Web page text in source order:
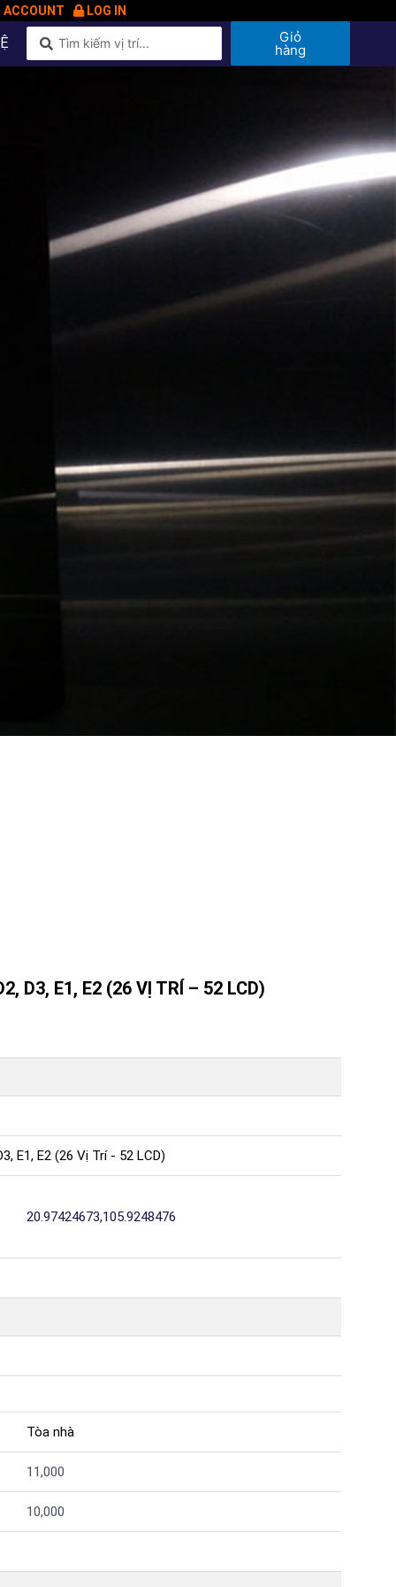
ACCOUNT LOG IN
Giỏ
hàng
D3, E1, E2 (26 VỊ TRÍ – 52 LCD)
E1, E2 (26 Vị Trí - 52 LCD)
20.97424673,105.9248476
Tòa nhà
11,000
10,000